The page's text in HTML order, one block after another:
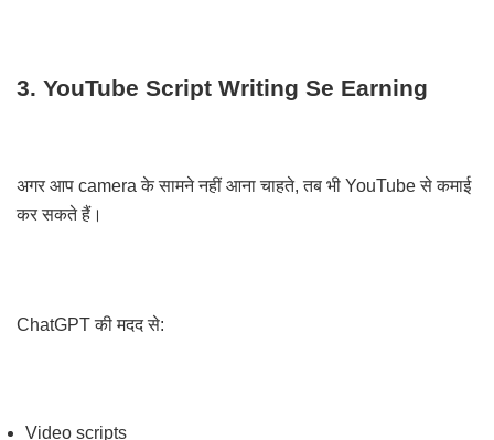
3. YouTube Script Writing Se Earning
अगर आप camera के सामने नहीं आना चाहते, तब भी YouTube से कमाई
कर सकते हैं।
ChatGPT की मदद से:
Video scripts